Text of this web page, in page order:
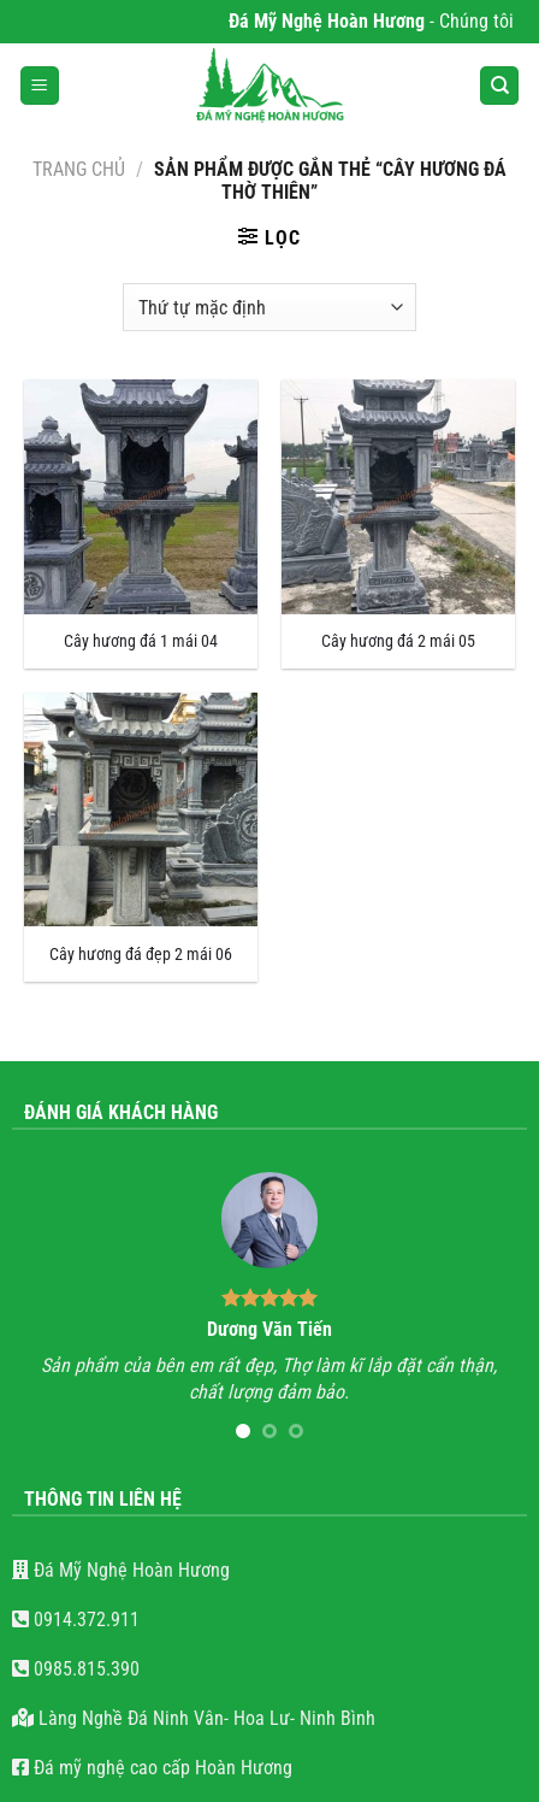
qua
nội
dung
Đá Mỹ Nghệ Hoàn Hương- Chúng tôi
TRANG CHỦ / SẢN PHẨM ĐƯỢC GẮN THẺ “CÂY HƯƠNG ĐÁ
THỜ THIÊN”
LỌC
Cây hương đá 1 mái 04 Cây hương đá 2 mái 05
Cây hương đá đẹp 2 mái 06
ĐÁNH GIÁ KHÁCH HÀNG
Dương Văn Tiến
Sản phẩm của bên em rất đẹp, Thợ làm kĩ lắp đặt cẩn thận,
chất lượng đảm bảo.
THÔNG TIN LIÊN HỆ
Đá Mỹ Nghệ Hoàn Hương
0914.372.911
0985.815.390
Làng Nghề Đá Ninh Vân- Hoa Lư- Ninh Bình
Đá mỹ nghệ cao cấp Hoàn Hương